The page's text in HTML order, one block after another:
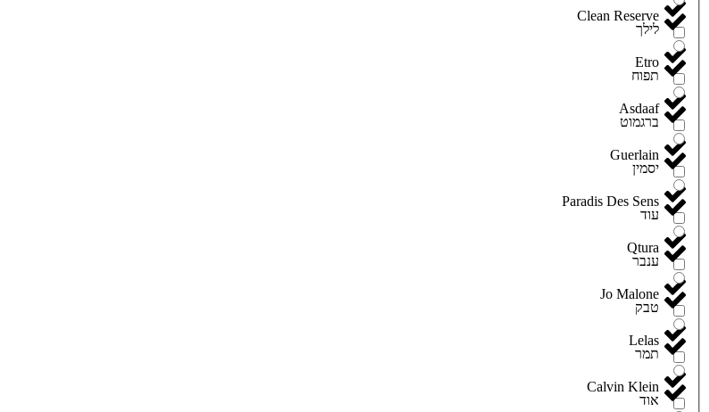
Clean Reserve
Etro
Asdaaf
Guerlain
Paradis Des Sens
Qtura
Jo Malone
Lelas
Calvin Klein
לילך
תפוח
ברגמוט
יסמין
עוד
ענבר
טבק
תמר
אוד